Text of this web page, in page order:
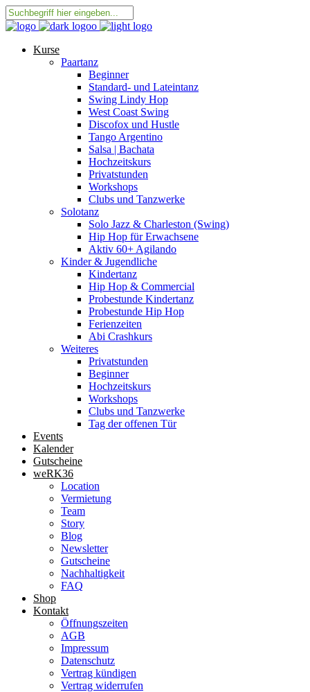
Kurse
Paartanz
Beginner
Standard- und Lateintanz
Swing Lindy Hop
West Coast Swing
Discofox und Hustle
Tango Argentino
Salsa | Bachata
Hochzeitskurs
Privatstunden
Workshops
Clubs und Tanzwerke
Solotanz
Solo Jazz & Charleston (Swing)
Hip Hop für Erwachsene
Aktiv 60+ Agilando
Kinder & Jugendliche
Kindertanz
Hip Hop & Commercial
Probestunde Kindertanz
Probestunde Hip Hop
Ferienzeiten
Abi Crashkurs
Weiteres
Privatstunden
Beginner
Hochzeitskurs
Workshops
Clubs und Tanzwerke
Tag der offenen Tür
Events
Kalender
Gutscheine
weRK36
Location
Vermietung
Team
Story
Blog
Newsletter
Gutscheine
Nachhaltigkeit
FAQ
Shop
Kontakt
Öffnungszeiten
AGB
Impressum
Datenschutz
Vertrag kündigen
Vertrag widerrufen